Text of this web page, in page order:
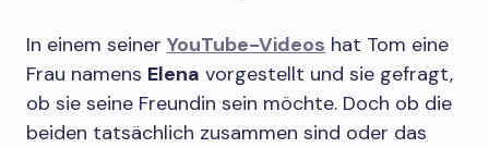
In einem seiner YouTube-Videos hat Tom eine
Frau namens Elena vorgestellt und sie gefragt,
ob sie seine Freundin sein möchte. Doch ob die
beiden tatsächlich zusammen sind oder das